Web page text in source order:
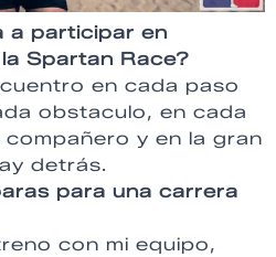
a participar en
Spartan Race?
en cada paso
obstaculo, en cada
y en la gran
detrás.
para una carrera
con mi equipo,